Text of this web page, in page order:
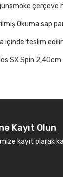
çerçeve
Okuma sap
içinde teslim edilir
SX Spin 2,40cm
Kayıt Olun
kayıt olarak